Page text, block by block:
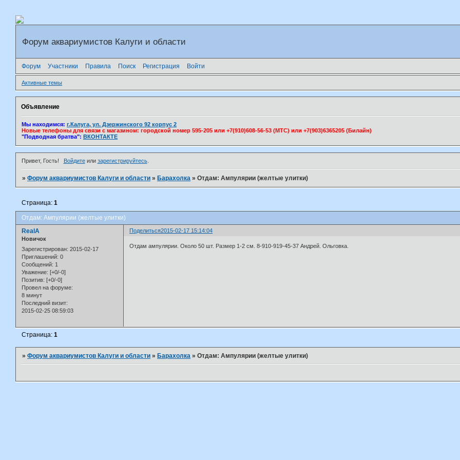
Форум аквариумистов Калуги и области
Форум Участники Правила Поиск Регистрация Войти
Активные темы
Объявление
Мы находимся: г.Калуга, ул. Дзержинского 92 корпус 2
Новые телефоны для связи с магазином: городской номер 595-205 или +7(910)608-56-53 (МТС) или +7(903)6365205 (Билайн)
"Подводная братва": ВКОНТАКТЕ
Привет, Гость! Войдитеили зарегистрируйтесь.
»Форум аквариумистов Калуги и области » Барахолка »Отдам: Ампулярии (желтые улитки)
Отдам: Ампулярии (желтые улитки)
Страница:1
Поделиться2015-02-17 15:14:04
RealA
Новичок
Зарегистрирован: 2015-02-17
Приглашений: 0
Сообщений: 1
Уважение: [+0/-0]
Позитив: [+0/-0]
Провел на форуме:
8 минут
Последний визит:
2015-02-25 08:59:03
Отдам ампулярии. Около 50 шт. Размер 1-2 см. 8-910-919-45-37 Андрей. Ольговка.
Страница:1
»Форум аквариумистов Калуги и области » Барахолка »Отдам: Ампулярии (желтые улитки)